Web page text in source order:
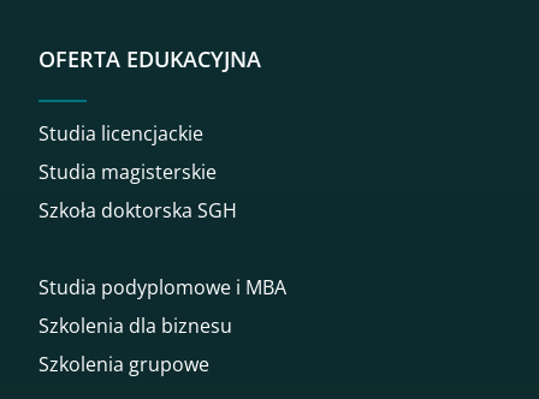
OFERTA EDUKACYJNA
Studia licencjackie
Studia magisterskie
Szkoła doktorska SGH
Studia podyplomowe i MBA
Szkolenia dla biznesu
Szkolenia grupowe